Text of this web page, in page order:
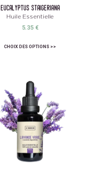
eucalyptus staigeriana
Huile Essentielle
5.35 €
CHOIX DES OPTIONS